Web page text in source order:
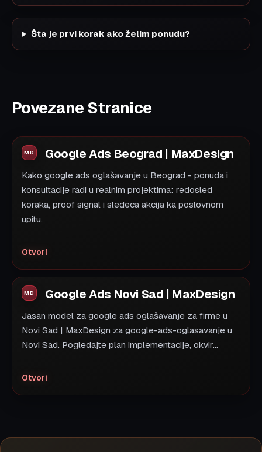
Šta je prvi korak ako želim ponudu?
Povezane Stranice
Google Ads Beograd | MaxDesign
Kako google ads oglašavanje u Beograd - ponuda i
konsultacije radi u realnim projektima: redosled
koraka, proof signal i sledeca akcija ka poslovnom
upitu.
Otvori
Google Ads Novi Sad | MaxDesign
Jasan model za google ads oglašavanje za firme u
Novi Sad | MaxDesign za google-ads-oglasavanje u
Novi Sad. Pogledajte plan implementacije, okvir...
Otvori